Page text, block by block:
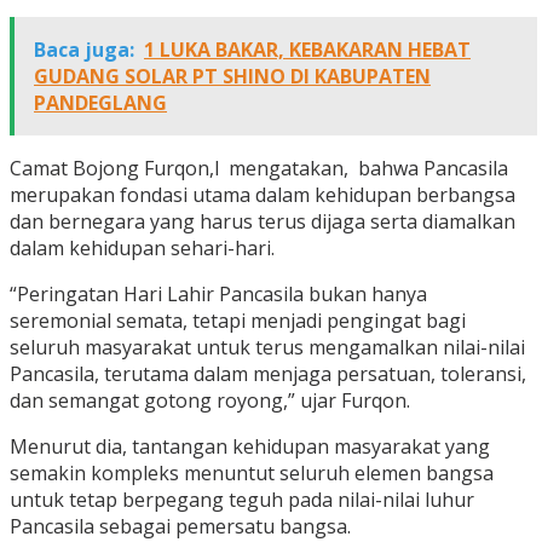
Baca juga: 1 LUKA BAKAR, KEBAKARAN HEBAT
GUDANG SOLAR PT SHINO DI KABUPATEN
PANDEGLANG
Camat Bojong Furqon,l mengatakan, bahwa Pancasila
merupakan fondasi utama dalam kehidupan berbangsa
dan bernegara yang harus terus dijaga serta diamalkan
dalam kehidupan sehari-hari.
“Peringatan Hari Lahir Pancasila bukan hanya
seremonial semata, tetapi menjadi pengingat bagi
seluruh masyarakat untuk terus mengamalkan nilai-nilai
Pancasila, terutama dalam menjaga persatuan, toleransi,
dan semangat gotong royong,” ujar Furqon.
Menurut dia, tantangan kehidupan masyarakat yang
semakin kompleks menuntut seluruh elemen bangsa
untuk tetap berpegang teguh pada nilai-nilai luhur
Pancasila sebagai pemersatu bangsa.